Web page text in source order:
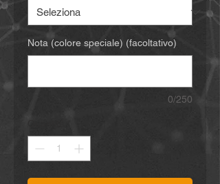
Nota (colore speciale) (facoltativo)
0/250